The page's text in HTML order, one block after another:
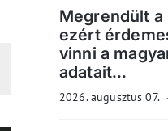
Megrendült a
ezért
vinni a
adatait...
2026. augusztus 07.